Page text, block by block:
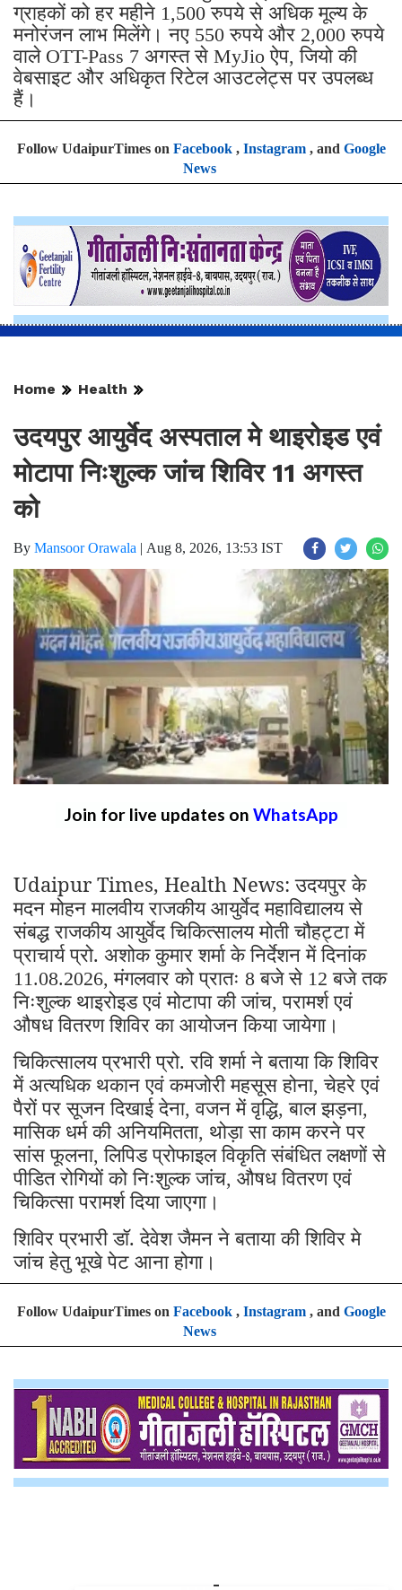
ग्राहकों को हर महीने 1,500 रुपये से अधिक मूल्य के
मनोरंजन लाभ मिलेंगे। नए 550 रुपये और 2,000 रुपये
वाले OTT-Pass 7 अगस्त से MyJio ऐप, जियो की
वेबसाइट और अधिकृत रिटेल आउटलेट्स पर उपलब्ध
हैं।
Follow UdaipurTimes on Facebook, Instagram, and Google
News
Home Health
उदयपुर आयुर्वेद अस्पताल मे थाइरोइड एवं
मोटापा निःशुल्क जांच शिविर 11 अगस्त
को
By Mansoor Orawala | Aug 8, 2026, 13:53 IST
Join for live updates on WhatsApp
Udaipur Times, Health News: उदयपुर के
मदन मोहन मालवीय राजकीय आयुर्वेद महाविद्यालय से
संबद्ध राजकीय आयुर्वेद चिकित्सालय मोती चौहट्टा में
प्राचार्य प्रो. अशोक कुमार शर्मा के निर्देशन में दिनांक
11.08.2026,मंगलवार को प्रातः 8बजे से 12बजे तक
निःशुल्क थाइरोइड एवं मोटापा की जांच,परामर्श एवं
औषध वितरण शिविर का आयोजन किया जायेगा।
चिकित्सालय प्रभारी प्रो. रवि शर्मा ने बताया कि शिविर
में अत्यधिक थकान एवं कमजोरी महसूस होना,चेहरे एवं
पैरों पर सूजन दिखाई देना,वजन में वृद्धि,बाल झड़ना,
मासिक धर्म की अनियमितता, थोड़ा सा काम करने पर
सांस फूलना,लिपिड प्रोफाइल विकृति संबंधित लक्षणों से
पीडित रोगियों को निःशुल्क जांच, औषध वितरण एवं
चिकित्सा परामर्श दिया जाएगा।
शिविर प्रभारी डॉ. देवेश जैमन ने बताया की शिविर मे
जांच हेतु भूखे पेट आना होगा।
Follow UdaipurTimes on Facebook, Instagram, and Google
News